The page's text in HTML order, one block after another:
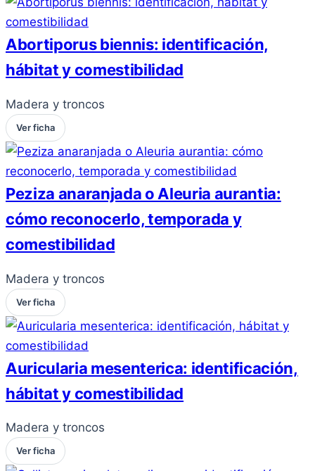
Abortiporus biennis: identificación,
hábitat y comestibilidad
Madera y troncos
Ver ficha
Peziza anaranjada o Aleuria aurantia:
cómo reconocerlo, temporada y
comestibilidad
Madera y troncos
Ver ficha
Auricularia mesenterica: identificación,
hábitat y comestibilidad
Madera y troncos
Ver ficha